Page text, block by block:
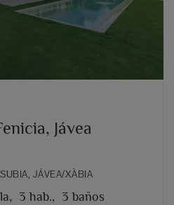
Jávea
JÁVEA/XÀBIA
3 hab., 3 baños